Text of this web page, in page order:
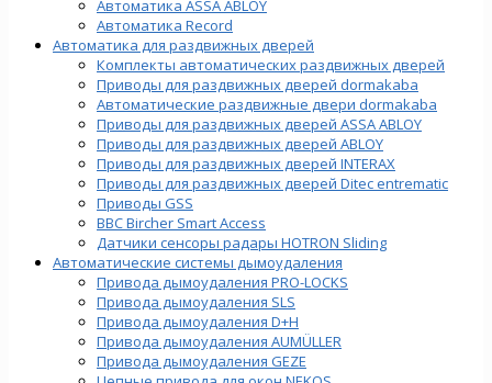
Автоматика ASSA ABLOY
Автоматика Record
Автоматика для раздвижных дверей
Комплекты автоматических раздвижных дверей
Приводы для раздвижных дверей dormakaba
Автоматические раздвижные двери dormakaba
Приводы для раздвижных дверей ASSA ABLOY
Приводы для раздвижных дверей ABLOY
Приводы для раздвижных дверей INTERAX
Приводы для раздвижных дверей Ditec entrematic
Приводы GSS
BBC Bircher Smart Access
Датчики сенсоры радары HOTRON Sliding
Автоматические системы дымоудаления
Привода дымоудаления PRO-LOCKS
Привода дымоудаления SLS
Привода дымоудаления D+H
Привода дымоудаления AUMÜLLER
Привода дымоудаления GEZE